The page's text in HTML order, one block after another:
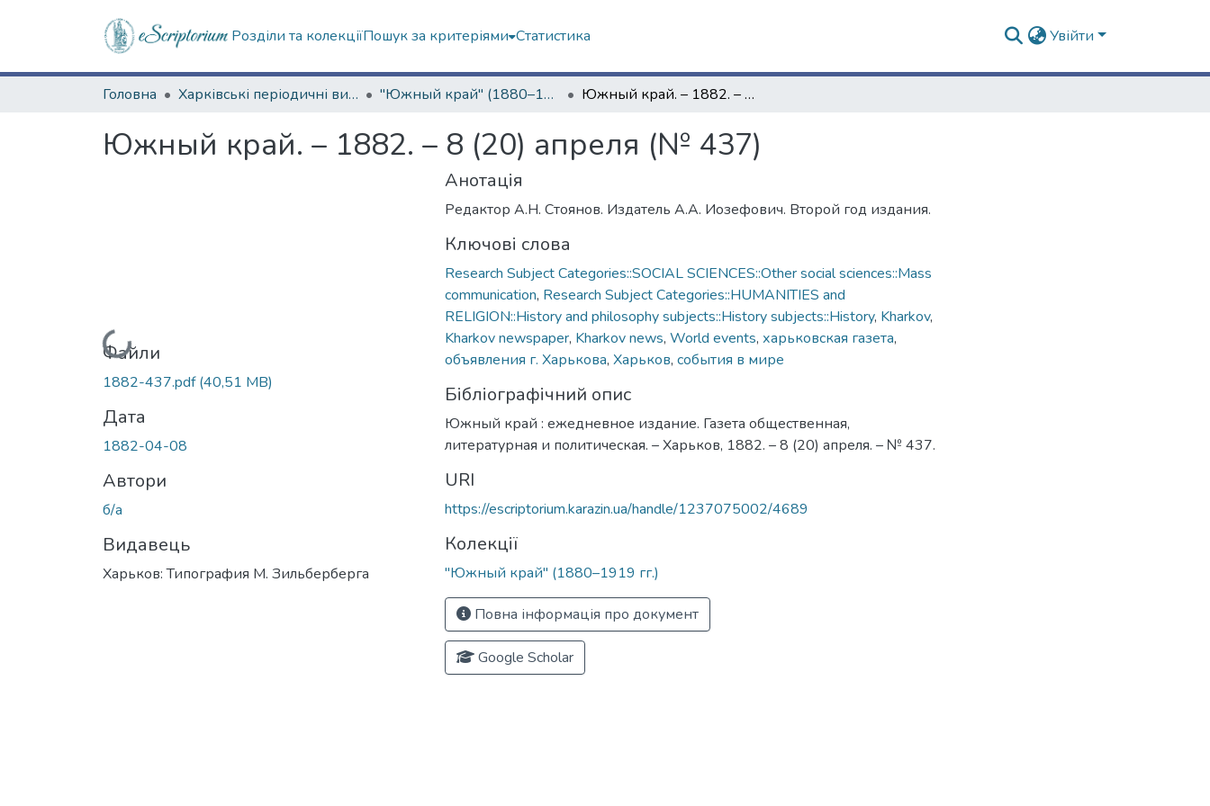
Розділи та колекціїПошук за критеріями Статистика Увійти
Головна Харківські періодичні видання "Южный край" (1880–1919 гг.) Южный край. – 1882. – 8 (20) апреля (№ 437)
Южный край. – 1882. – 8 (20) апреля (№ 437)
Вантажиться...
Файли
1882-437.pdf(40,51 MB)
Дата
1882-04-08
Автори
б/а
Видавець
Харьков: Типография М. Зильберберга
Анотація
Редактор А.Н. Стоянов. Издатель А.А. Иозефович. Второй год издания.
Ключові слова
Research Subject Categories::SOCIAL SCIENCES::Other social sciences::Mass
communication, Research Subject Categories::HUMANITIES and
RELIGION::History and philosophy subjects::History subjects::History, Kharkov,
Kharkov newspaper, Kharkov news, World events, харьковская газета,
объявления г. Харькова, Харьков, события в мире
Бібліографічний опис
Южный край : ежедневное издание. Газета общественная,
литературная и политическая. – Харьков, 1882. – 8 (20) апреля. – № 437.
URI
https://escriptorium.karazin.ua/handle/1237075002/4689
Колекції
"Южный край" (1880–1919 гг.)
Повна інформація про документ
Google Scholar